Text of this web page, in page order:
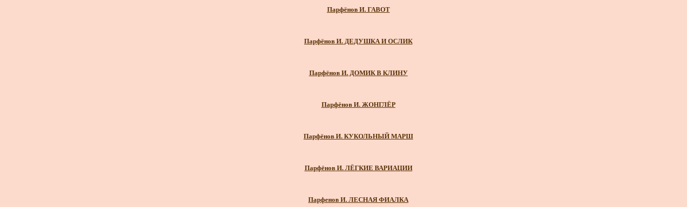
Парфёнов И. ГАВОТ
Парфёнов И. ДЕДУШКА И ОСЛИК
Парфёнов И. ДОМИК В КЛИНУ
Парфёнов И. ЖОНГЛЁР
Парфёнов И. КУКОЛЬНЫЙ МАРШ
Парфёнов И. ЛЁГКИЕ ВАРИАЦИИ
Парфенов И. ЛЕСНАЯ ФИАЛКА